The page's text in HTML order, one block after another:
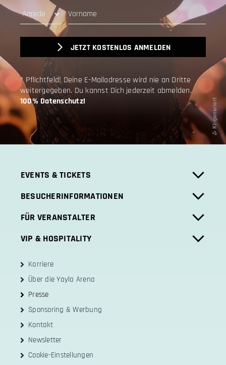
JETZT KOSTENLOS ANMELDEN
* Pflichtfeld! Deine E-Mailadresse wird nie an Dritte
weitergegeben. Du kannst Dich jederzeit abmelden.
100% Datenschutz!
EVENTS & TICKETS
BESUCHERINFORMATIONEN
FÜR VERANSTALTER
VIP & HOSPITALITY
Karriere
Über die Yayla Arena
Presse
Sponsoring & Werbung
Kontakt
Newsletter
Cookie-Einstellungen